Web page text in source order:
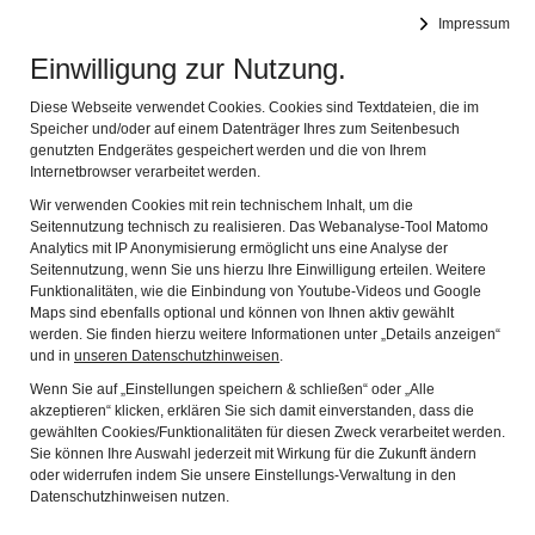
Impressum
Einwilligung zur Nutzung.
Diese Webseite verwendet Cookies. Cookies sind Textdateien, die im
Speicher und/oder auf einem Datenträger Ihres zum Seitenbesuch
genutzten Endgerätes gespeichert werden und die von Ihrem
Internetbrowser verarbeitet werden.
Wir verwenden Cookies mit rein technischem Inhalt, um die
Seitennutzung technisch zu realisieren. Das Webanalyse-Tool Matomo
Analytics mit IP Anonymisierung ermöglicht uns eine Analyse der
Seitennutzung, wenn Sie uns hierzu Ihre Einwilligung erteilen. Weitere
Funktionalitäten, wie die Einbindung von Youtube-Videos und Google
Maps sind ebenfalls optional und können von Ihnen aktiv gewählt
werden. Sie finden hierzu weitere Informationen unter „Details anzeigen“
und in unseren Datenschutzhinweisen.
Wenn Sie auf „Einstellungen speichern & schließen“ oder „Alle
akzeptieren“ klicken, erklären Sie sich damit einverstanden, dass die
gewählten Cookies/Funktionalitäten für diesen Zweck verarbeitet werden.
Sie können Ihre Auswahl jederzeit mit Wirkung für die Zukunft ändern
oder widerrufen indem Sie unsere Einstellungs-Verwaltung in den
Datenschutzhinweisen nutzen.
RECKAHNER
BILDUNGSGESPRÄCHE
DieReckahner Bildungsgesprächesind ein Forum für den
zukunftsbezogenen Austausch über aktuelle Bildungsfragen.
Veranstaltet werden die Reckahner Bildungsgespräche mit
ehrenamtlichem Engagement vom „Rochow Kulturensemble
Reckahn“ in Kooperation mit der „Universitätsgesellschaft
Potsdam“ und der „Helga Breuninger Stiftung“. Sie knüpfen mit
neuem Trägerkreis und einem neuen, regional orientierten
Konzept an die von 2006 bis 2016 vom Verband Bildungsmedien
e.V. in Reckahn veranstalten Bildungsgespräche an.
Kennzeichen derReckahner Bildungsgesprächesind Vorträge
ausgewiesener Experten und Diskussionen in einem